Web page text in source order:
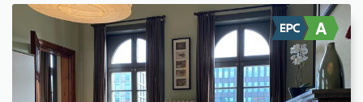
Te Huur: Studio